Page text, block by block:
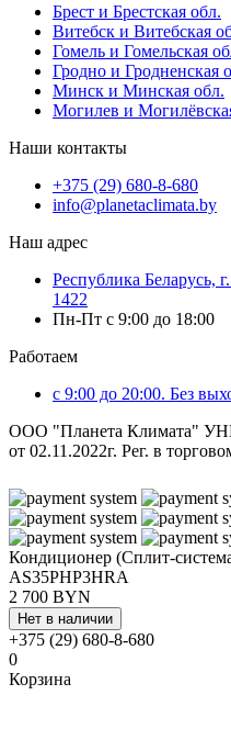
Брест и Брестская обл.
Витебск и Витебская
Гомель и Гомельская
Гродно и Гродненская
Минск и Минская обл.
Могилев и
Наши контакты
+375 (29) 680-8-680
info@planetaclimata.by
Наш адрес
Республика Беларусь,
1422
Пн-Пт с 9:00 до 18:00
Работаем
с 9:00 до 20:00. Без
ООО "Планета Климата"
от 02.11.2022г. Рег. в
Кондиционер (Сплит-
AS35PHP3HRA
2 700 BYN
Нет в наличии
+375 (29) 680-8-680
0
Корзина